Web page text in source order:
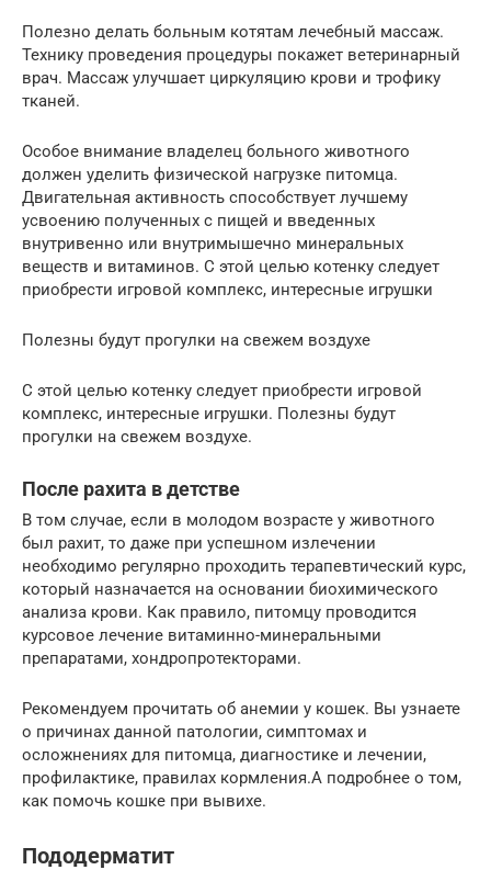
Полезно делать больным котятам лечебный массаж.
Технику проведения процедуры покажет ветеринарный
врач. Массаж улучшает циркуляцию крови и трофику
тканей.
Особое внимание владелец больного животного
должен уделить физической нагрузке питомца.
Двигательная активность способствует лучшему
усвоению полученных с пищей и введенных
внутривенно или внутримышечно минеральных
веществ и витаминов. С этой целью котенку следует
приобрести игровой комплекс, интересные игрушки
Полезны будут прогулки на свежем воздухе
С этой целью котенку следует приобрести игровой
комплекс, интересные игрушки. Полезны будут
прогулки на свежем воздухе.
После рахита в детстве
В том случае, если в молодом возрасте у животного
был рахит, то даже при успешном излечении
необходимо регулярно проходить терапевтический курс,
который назначается на основании биохимического
анализа крови. Как правило, питомцу проводится
курсовое лечение витаминно-минеральными
препаратами, хондропротекторами.
Рекомендуем прочитать об анемии у кошек. Вы узнаете
о причинах данной патологии, симптомах и
осложнениях для питомца, диагностике и лечении,
профилактике, правилах кормления.А подробнее о том,
как помочь кошке при вывихе.
Пододерматит